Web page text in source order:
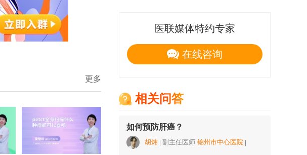
更多
医联媒体特约专家
在线咨询
相关问答
如何预防肝癌？
胡炜 副主任医师 锦州市中心医院